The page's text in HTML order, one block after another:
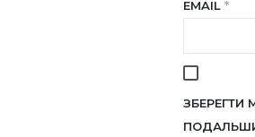
EMAIL *
ЗБЕРЕГТИ